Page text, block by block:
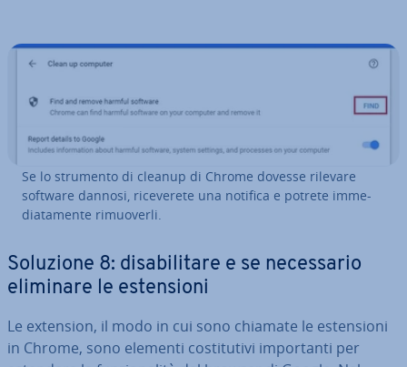
Se lo strumento di cleanup di Chrome dovesse rilevare
software dannosi, ri­ce­ve­re­te una notifica e potrete im­me­
dia­ta­men­te ri­muo­ver­li.
Soluzione 8: di­sa­bi­li­ta­re e se ne­ces­sa­rio
eliminare le esten­sio­ni
Le extension, il modo in cui sono chiamate le esten­sio­ni
in Chrome, sono elementi co­sti­tu­ti­vi im­por­tan­ti per